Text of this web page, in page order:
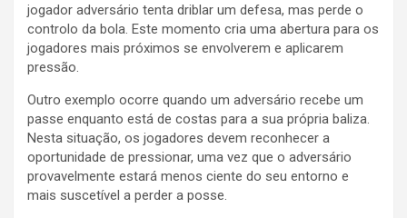
jogador adversário tenta driblar um defesa, mas perde o
controlo da bola. Este momento cria uma abertura para os
jogadores mais próximos se envolverem e aplicarem
pressão.
Outro exemplo ocorre quando um adversário recebe um
passe enquanto está de costas para a sua própria baliza.
Nesta situação, os jogadores devem reconhecer a
oportunidade de pressionar, uma vez que o adversário
provavelmente estará menos ciente do seu entorno e
mais suscetível a perder a posse.